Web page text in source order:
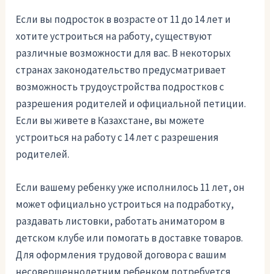
Если вы подросток в возрасте от 11 до 14 лет и
хотите устроиться на работу, существуют
различные возможности для вас. В некоторых
странах законодательство предусматривает
возможность трудоустройства подростков с
разрешения родителей и официальной петиции.
Если вы живете в Казахстане, вы можете
устроиться на работу с 14 лет с разрешения
родителей.
Если вашему ребенку уже исполнилось 11 лет, он
может официально устроиться на подработку,
раздавать листовки, работать аниматором в
детском клубе или помогать в доставке товаров.
Для оформления трудовой договора с вашим